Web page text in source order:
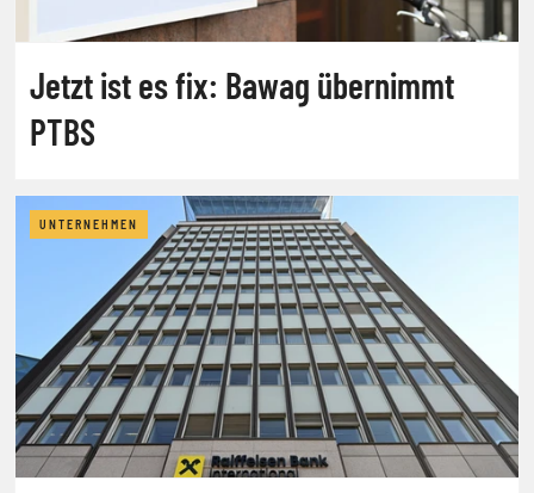
Jetzt ist es fix: Bawag übernimmt
PTBS
UNTERNEHMEN